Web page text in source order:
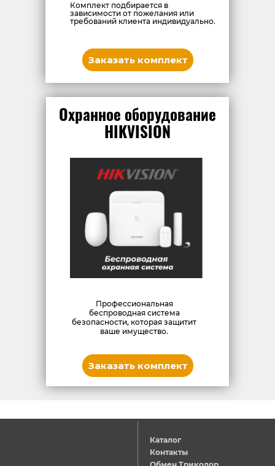
Комплект подбирается в
зависимости от пожелания или
требований клиента индивидуально.
Профессиональная
беспроводная система
безопасности, которая защитит
ваше имущество.
Охранное оборудование
HIKVISION
Заказать комплект
Заказать комплект
Контакты
Каталог